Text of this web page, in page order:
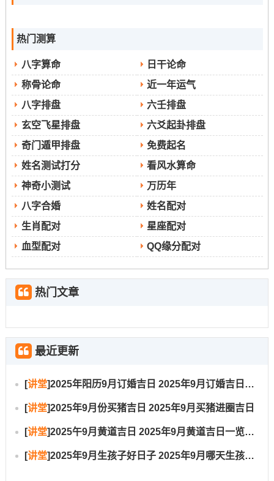
热门测算
八字算命
日干论命
称骨论命
近一年运气
八字排盘
六壬排盘
玄空飞星排盘
六爻起卦排盘
奇门遁甲排盘
免费起名
姓名测试打分
看风水算命
神奇小测试
万历年
八字合婚
姓名配对
生肖配对
星座配对
血型配对
QQ缘分配对
热门文章
最近更新
[讲堂]2025年阳历9月订婚吉日 2025年9月订婚吉日有哪几天
[讲堂]2025年9月份买猪吉日 2025年9月买猪进圈吉日
[讲堂]2025午9月黄道吉日 2025年9月黄道吉日一览表大全
[讲堂]2025年9月生孩子好日子 2025年9月哪天生孩子比较好